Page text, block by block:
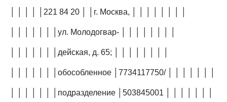
│ │ │ │ │221 84 20 │ │г. Москва, │ │ │ │ │ │ │ │
│ │ │ │ │ │ │ул. Молодогвар- │ │ │ │ │ │ │ │
│ │ │ │ │ │ │дейская, д. 65; │ │ │ │ │ │ │ │
│ │ │ │ │ │ │обособленное │7734117750/ │ │ │ │ │ │ │
│ │ │ │ │ │ │подразделение │503845001 │ │ │ │ │ │ │